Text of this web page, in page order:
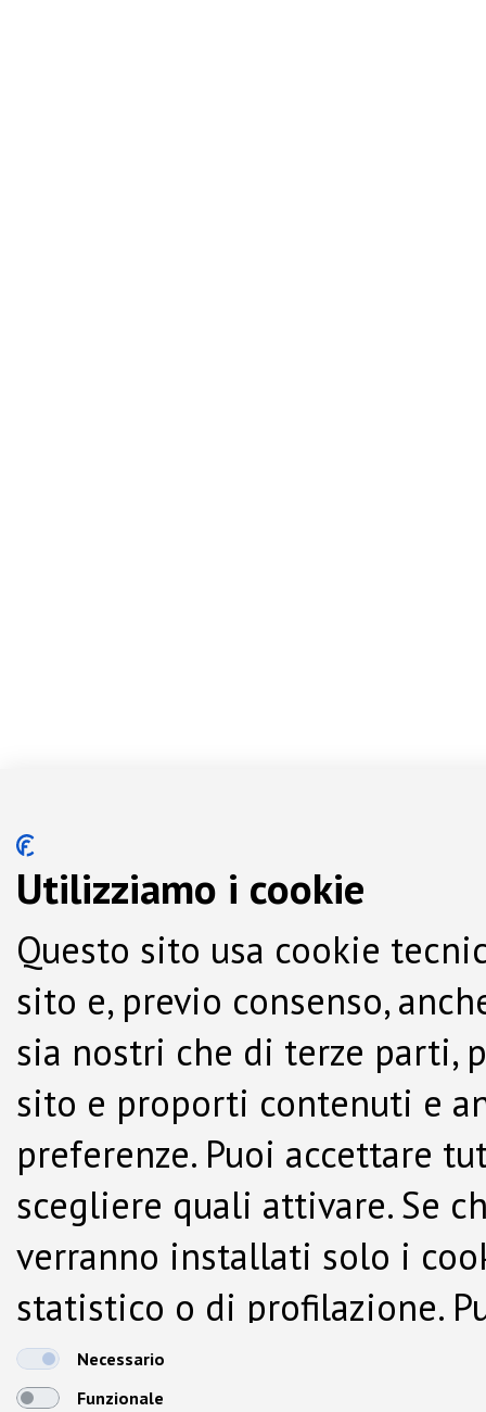
Utilizziamo i cookie
Questo sito usa cookie
sito e, previo consenso,
sia nostri che di terze parti,
sito e proporti contenuti e
preferenze. Puoi accettare
scegliere quali attivare. Se
verranno installati solo i
statistico o di profilazione.
dalla Cookie Policy.
Necessario
Funzionale